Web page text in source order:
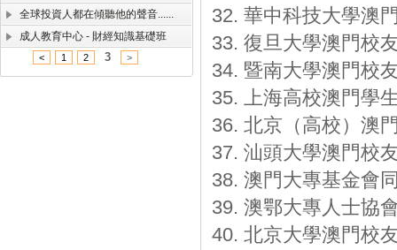
全球投資人都在傾聽他的聲音......
成人教育中心 - 財經知識基礎班
< 1 2 3 >
32. 華中科技大學澳
33. 復旦大學澳門校
34. 暨南大學澳門校
35. 上海高校澳門學
36. 北京（高校）澳
37. 汕頭大學澳門校
38. 澳門大專基金會
39. 澳鄂大專人士協
40. 北京大學澳門校